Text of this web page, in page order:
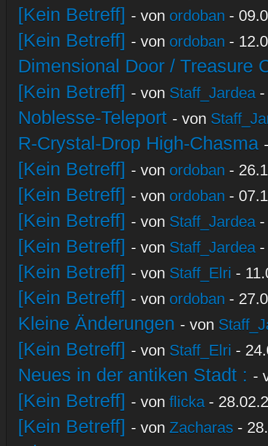
[Kein Betreff] - von ordoban -
[Kein Betreff] - von ordoban -
Dimensional Door / Treasure
[Kein Betreff] - von Staff_Jardea-
Noblesse-Teleport - von
R-Crystal-Drop High-Chasma
[Kein Betreff] - von ordoban -
[Kein Betreff] - von ordoban -
[Kein Betreff] - von Staff_Jardea-
[Kein Betreff] - von Staff_Jardea-
[Kein Betreff] - von Staff_Elri -
[Kein Betreff] - von ordoban -
Kleine Änderungen - von
[Kein Betreff] - von Staff_Elri -
Neues in der antiken Stadt : -
[Kein Betreff] - von flicka-
[Kein Betreff] - von Zacharas -